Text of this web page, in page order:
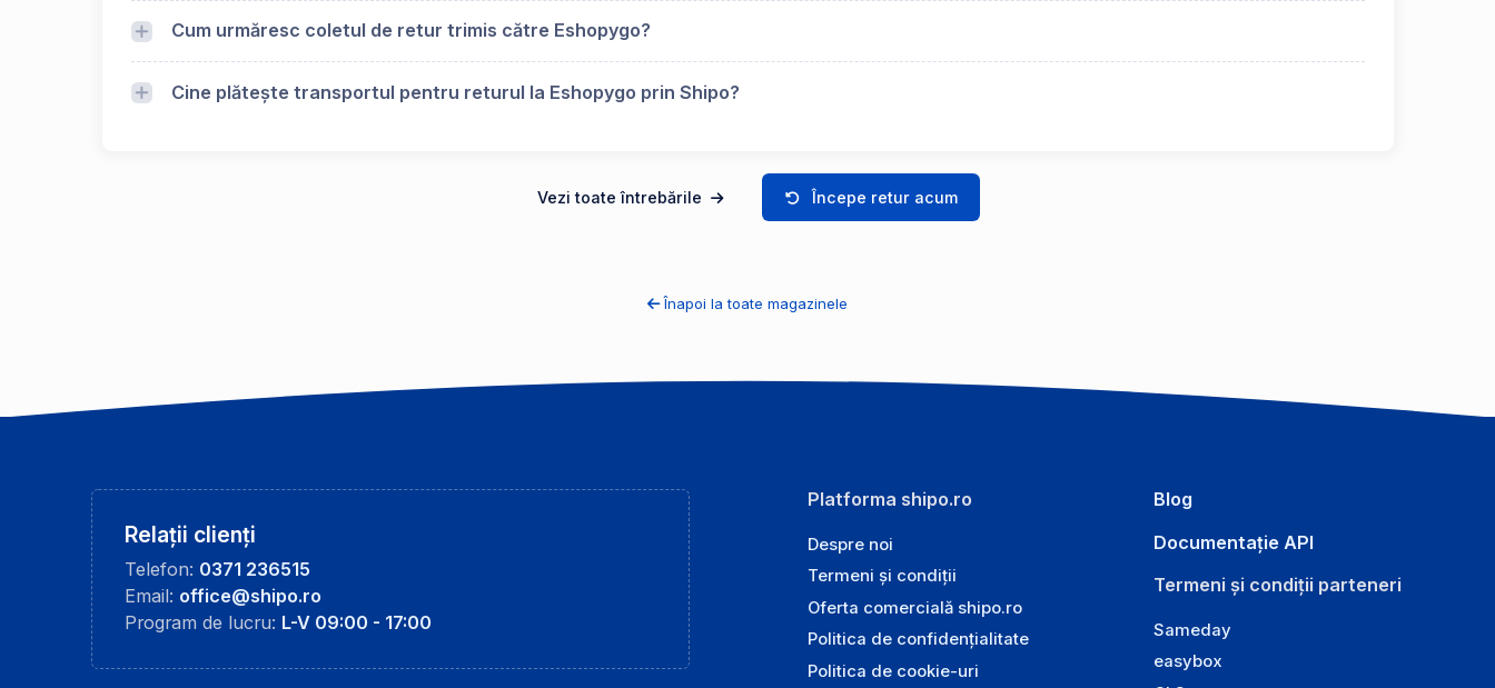
Cum urmăresc coletul de retur trimis către Eshopygo?
Cine plătește transportul pentru returul la Eshopygo prin Shipo?
Vezi toate întrebările Începe retur acum
Înapoi la toate magazinele
Relații clienți
Telefon: 0371 236515
Email: office@shipo.ro
Program de lucru: L-V 09:00 - 17:00
Platforma shipo.ro
Despre noi
Termeni și condiții
Oferta comercială shipo.ro
Politica de confidențialitate
Politica de cookie-uri
Blog
Documentație API
Termeni și condiții parteneri
Sameday
easybox